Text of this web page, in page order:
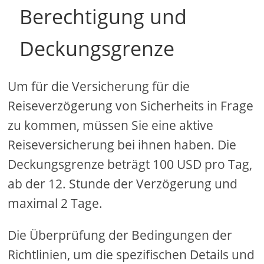
Berechtigung und
Deckungsgrenze
Um für die Versicherung für die
Reiseverzögerung von Sicherheits in Frage
zu kommen, müssen Sie eine aktive
Reiseversicherung bei ihnen haben. Die
Deckungsgrenze beträgt 100 USD pro Tag,
ab der 12. Stunde der Verzögerung und
maximal 2 Tage.
Die Überprüfung der Bedingungen der
Richtlinien, um die spezifischen Details und